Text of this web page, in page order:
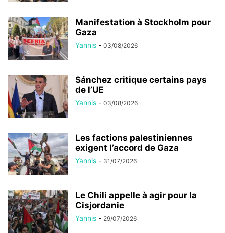
Manifestation à Stockholm pour
Gaza
Yannis - 03/08/2026
Sánchez critique certains pays
de l’UE
Yannis - 03/08/2026
Les factions palestiniennes
exigent l’accord de Gaza
Yannis - 31/07/2026
Le Chili appelle à agir pour la
Cisjordanie
Yannis - 29/07/2026